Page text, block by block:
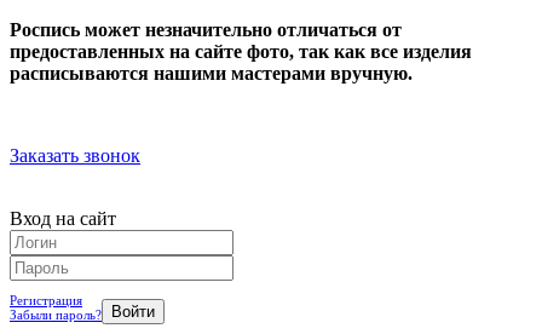
Роспись может незначительно отличаться от
предоставленных на сайте фото, так как все изделия
расписываются нашими мастерами вручную.
Заказать звонок
Вход на сайт
Регистрация
Забыли пароль?